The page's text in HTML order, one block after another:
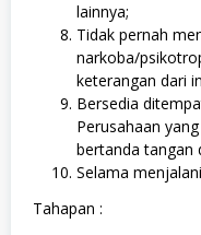
lainnya;
Tidak pernah
narkoba/
keterangan dari
Bersedia
Perusahaan
bertanda tangan
Selama
Tahapan :